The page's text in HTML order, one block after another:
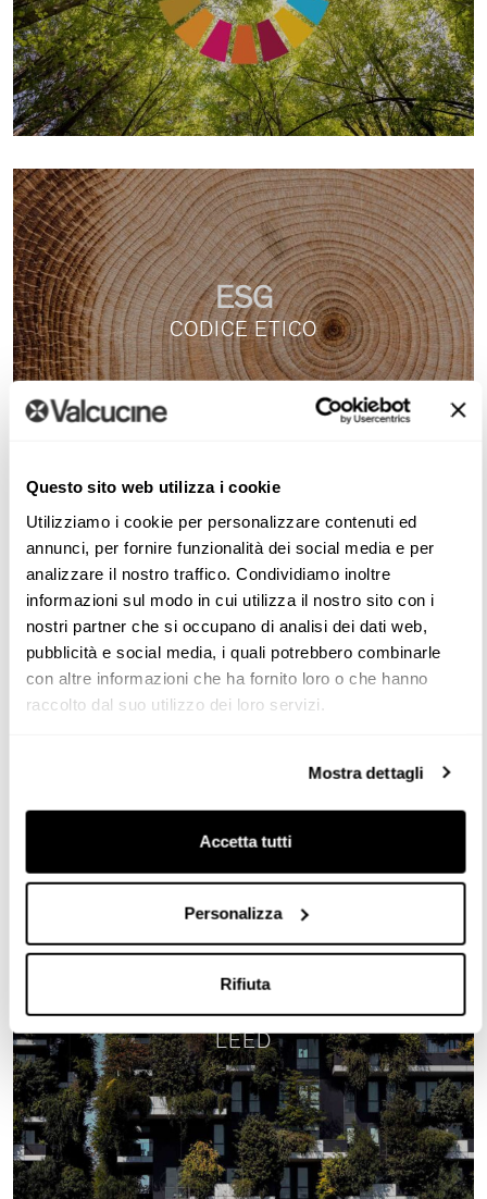
Questo sito web utilizza i cookie
Utilizziamo i cookie per personalizzare contenuti ed
annunci, per fornire funzionalità dei social media e per
analizzare il nostro traffico. Condividiamo inoltre
informazioni sul modo in cui utilizza il nostro sito con i
nostri partner che si occupano di analisi dei dati web,
pubblicità e social media, i quali potrebbero combinarle
con altre informazioni che ha fornito loro o che hanno
raccolto dal suo utilizzo dei loro servizi.
Mostra dettagli
Accetta tutti
Personalizza
Rifiuta
le emissioni di gas serra e promuoviamo l’efficienza
energetica. Collaboriamo con l’associazione Bioforest per
tutelare la biodiversità e conservare gli ecosistemi.
Per quanto riguarda lasostenibilità sociale, creiamo un
dipendenti. Valorizziamo la diversità e promuoviamo pari
opportunità e il rispetto dei diritti umani.
Lasostenibilità dellagovernanceè altrettanto importante
per noi. Abbiamo politiche per garantire la trasparenza,
l’etica e l’integrità nelle nostre pratiche aziendali.
Sosteniamo una leadership responsabile, una gestione dei
rischi oculata e standard etici. Promuoviamo l’efficienza
operativa, l’accountability e l’equità nel processo
Riconosciamo che l’integrazione dei principi ESG è
essenziale per affrontare le sfide attuali e future, e il
successo aziendale è indissociabile dal benessere
dell’ambiente, delle persone e delle comunità con cui
interagiamo.
Continueremo a migliorare costantemente le nostre
performance in materia di sostenibilità, sociale e di
governance, ponendoci obiettivi misurabili e ambiziosi.
Comunicheremo regolarmente i nostri progressi verso il
ESG
CODICE ETICO
ESG
FSC
ESG
LEED